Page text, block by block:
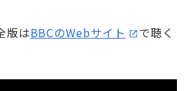
版はBBCのWebサイト
で聴く